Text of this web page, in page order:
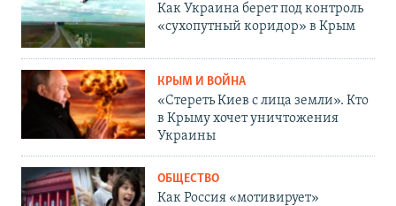
Как Украина берет под контроль
«сухопутный коридор» в Крым
КРЫМ И ВОЙНА
«Стереть Киев с лица земли». Кто
в Крыму хочет уничтожения
Украины
ОБЩЕСТВО
Как Россия «мотивирует»